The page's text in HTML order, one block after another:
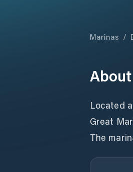
Marinas /
About
Located
Great
The